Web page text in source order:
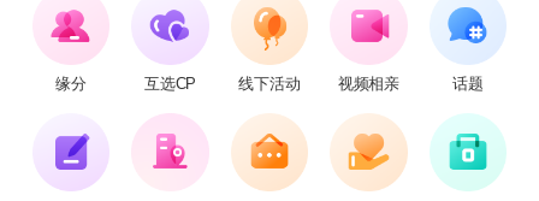
缘分 互选CP 线下活动 视频相亲 话题